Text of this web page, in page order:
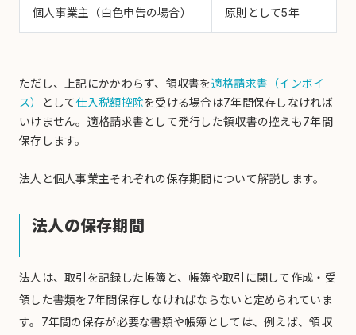
個人事業主（白色申告の場合） 原則として5年
ただし、上記にかかわらず、領収書を適格請求書（インボイ
ス）
として仕入税額控除を受ける場合は7年間保存しなければ
いけません。適格請求書として発行した領収書の控えも7年間
保存します。
法人と個人事業主それぞれの保存期間について解説します。
法人の保存期間
法人は、取引を記録した帳簿と、帳簿や取引に関して作成・受
領した書類を7年間保存しなければならないと定められていま
す。7年間の保存が必要な書類や帳簿としては、例えば、領収